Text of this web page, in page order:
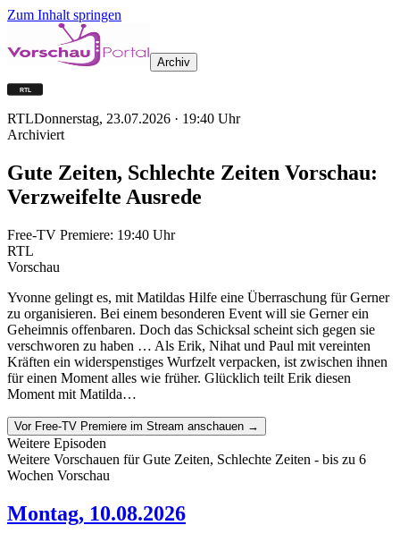
Zum Inhalt springen
Archiv
RTLDonnerstag, 23.07.2026 · 19:40 Uhr
Archiviert
Gute Zeiten, Schlechte Zeiten Vorschau:
Verzweifelte Ausrede
Free-TV Premiere: 19:40 Uhr
RTL
Vorschau
Yvonne gelingt es, mit Matildas Hilfe eine Überraschung für Gerner
zu organisieren. Bei einem besonderen Event will sie Gerner ein
Geheimnis offenbaren. Doch das Schicksal scheint sich gegen sie
verschworen zu haben … Als Erik, Nihat und Paul mit vereinten
Kräften ein widerspenstiges Wurfzelt verpacken, ist zwischen ihnen
für einen Moment alles wie früher. Glücklich teilt Erik diesen
Moment mit Matilda…
Vor Free-TV Premiere im Stream anschauen →
Weitere Episoden
Weitere Vorschauen fürGute Zeiten, Schlechte Zeiten - bis zu 6
Wochen Vorschau
Montag, 10.08.2026